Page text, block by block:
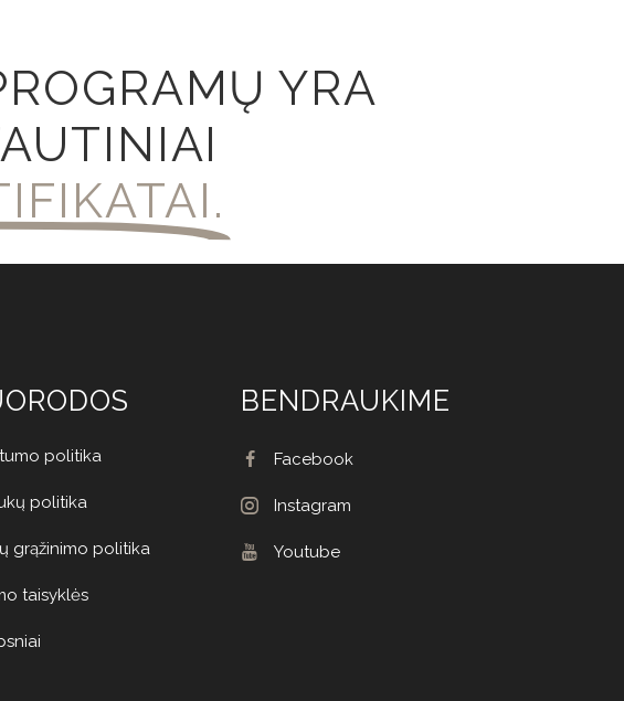
YRA
politika
politika
grąžinimo politika
taisyklės
BENDRAUKIME
Facebook
Instagram
Youtube